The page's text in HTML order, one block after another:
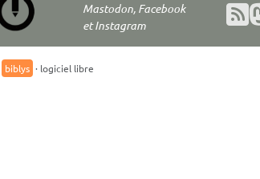
Mastodon, Facebook
et Instagram
biblys · logiciel libre